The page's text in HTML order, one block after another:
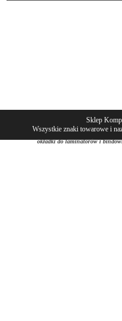
Sklep
Wszystkie znaki towarowe i
okładki do laminatorów i